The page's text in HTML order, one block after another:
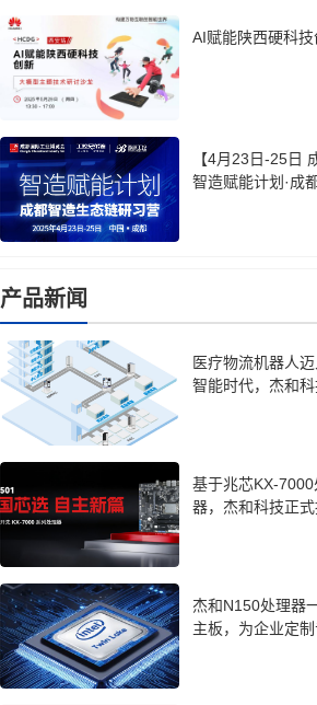
AI赋能陕西硬科技
【4月23日-25日
智造赋能计划·成
产品新闻
医疗物流机器人
智能时代，杰和
基于兆芯KX-7000
器，杰和科技正
杰和N150处理器
主板，为企业定